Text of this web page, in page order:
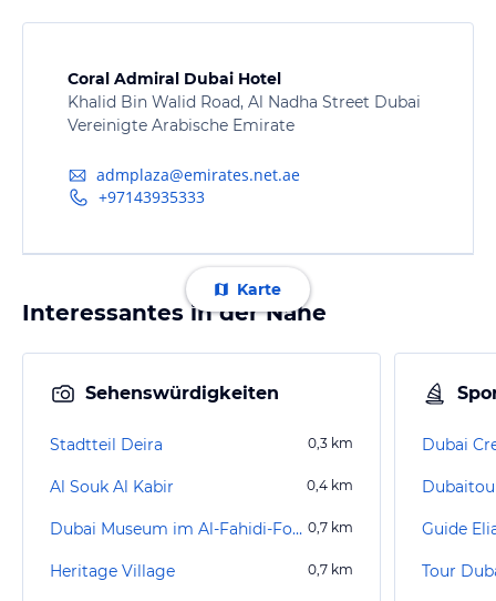
Coral Admiral Dubai Hotel
Khalid Bin Walid Road, Al Nadha Street Dubai
Vereinigte Arabische Emirate
admplaza@emirates.net.ae
+97143935333
Karte
Interessantes in der Nähe
Sehenswürdigkeiten
Stadtteil Deira 0,3 km
Al Souk Al Kabir 0,4 km
Dubai Museum im Al-Fahidi-Fort 0,7 km
Heritage Village 0,7 km
Dubai
Guide
Tour